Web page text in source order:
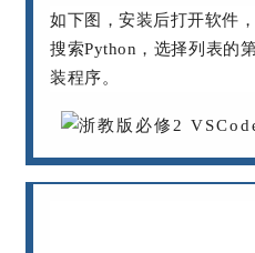
如下图，安装后打开软件
搜索Python，选择列表的
装程序。